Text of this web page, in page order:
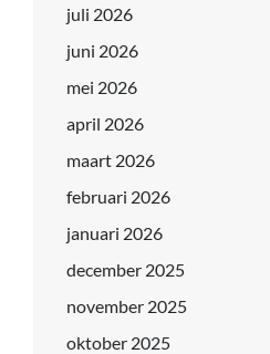
juli 2026
juni 2026
mei 2026
april 2026
maart 2026
februari 2026
januari 2026
december 2025
november 2025
oktober 2025